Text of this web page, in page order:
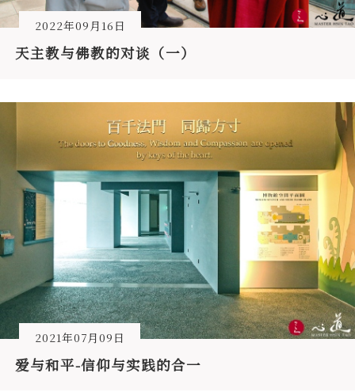
2022年09月16日
天主教与佛教的对谈（一）
2021年07月09日
爱与和平-信仰与实践的合一